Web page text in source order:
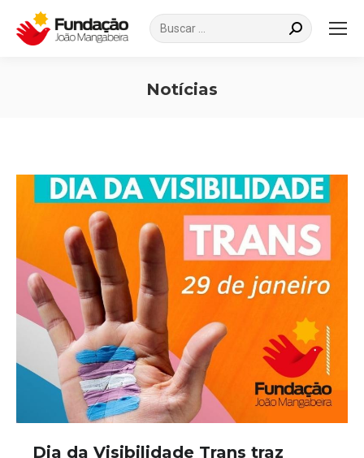
Search:
Notícias
Dia da Visibilidade Trans traz